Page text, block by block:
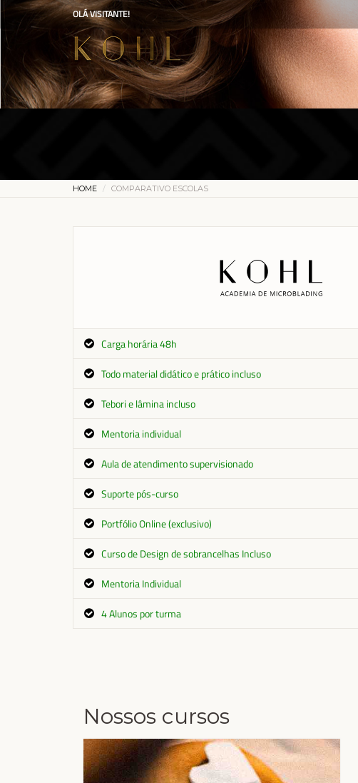
OLÁ VISITANTE!
HOME COMPARATIVO ESCOLAS
Carga horária 48h
Todo material didático e prático incluso
Tebori e lâmina incluso
Mentoria individual
Aula de atendimento supervisionado
Suporte pós-curso
Portfólio Online (exclusivo)
Curso de Design de sobrancelhas Incluso
Mentoria Individual
4 Alunos por turma
Nossos cursos